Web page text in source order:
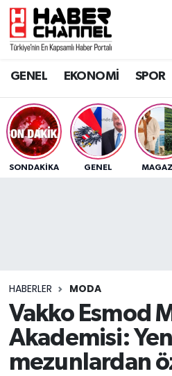
GENEL EKONOMİ SPOR
SONDAKIKA GENEL
HABERLER MODA
Vakko Esmod
Akademisi:
mezunlardan
GENEL
SPOR
SAĞLIK
Nöbetçi Eczaneler
Trafik Durumu
Süper Lig Puan